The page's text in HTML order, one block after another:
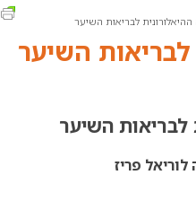
לבריאות השיער
השיער
לבריאות השיער
פריז